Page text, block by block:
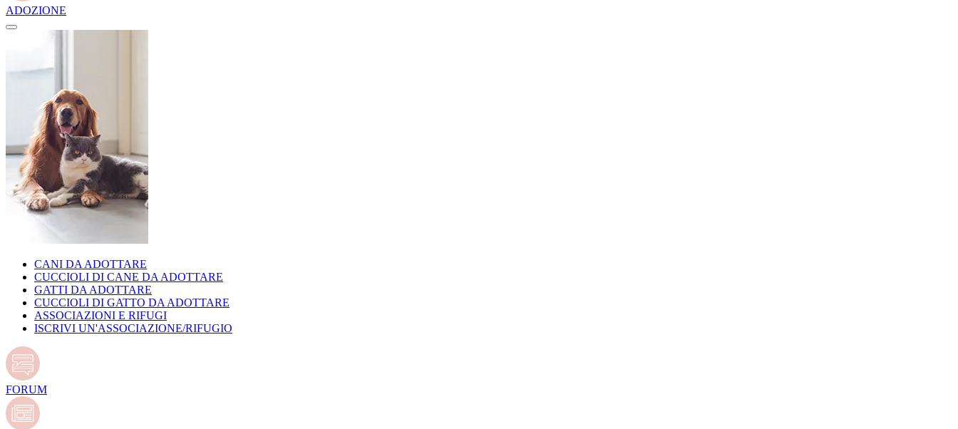
ADOZIONE
CANI DA ADOTTARE
CUCCIOLI DI CANE DA ADOTTARE
GATTI DA ADOTTARE
CUCCIOLI DI GATTO DA ADOTTARE
ASSOCIAZIONI E RIFUGI
ISCRIVI UN'ASSOCIAZIONE/RIFUGIO
FORUM